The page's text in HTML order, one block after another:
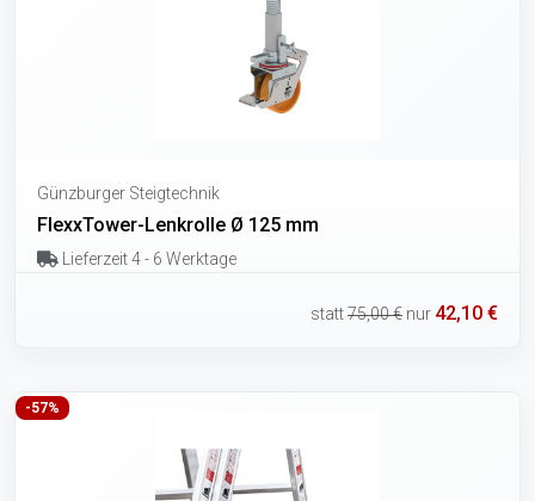
Günzburger Steigtechnik
FlexxTower-Lenkrolle Ø 125 mm
Lieferzeit 4 - 6 Werktage
statt75,00 € nur 42,10 €
-57%